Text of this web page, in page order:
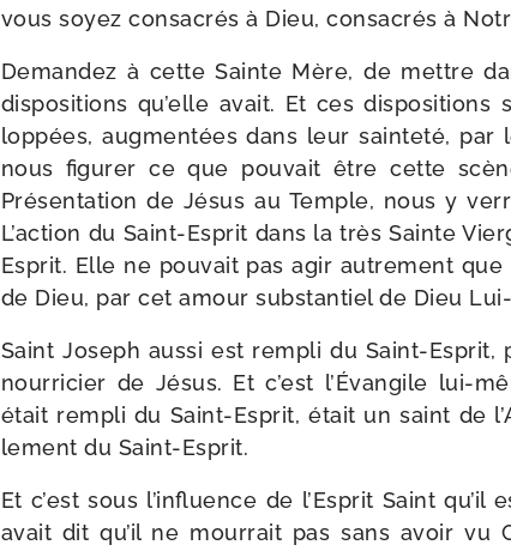
vous soyez consa­crés à Dieu, consa­crés à
Demandez à cette Sainte Mère, de mettre
dis­po­si­tions qu’elle avait. Et ces
lop­pées, aug­men­tées dans leur sain­te­té, par
nous figu­rer ce que pou­vait être cette
Présentation de Jésus au Temple, nous y
L’action du Saint-​Esprit dans la très Sainte
Esprit. Elle ne pou­vait pas agir autre­ment
de Dieu, par cet amour sub­stan­tiel de Dieu
Saint Joseph aus­si est rem­pli du Saint-​Esprit,
nour­ri­cier de Jésus. Et c’est l’Évangile lui-​
était rem­pli du Saint-​Esprit, était un saint de
le­ment du Saint-Esprit.
Et c’est sous l’influence de l’Esprit Saint qu’il
avait dit qu’il ne mour­rait pas sans avoir